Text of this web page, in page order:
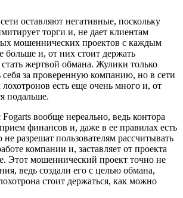
оставляют негативные, поскольку
торги и, не дает клиентам
мошеннических проектов с каждым
больше и, от них стоит держать
жертвой обмана. Жулики только
за проверенную компанию, но в сети
есть еще очень много и, от
подальше.
вообще нереально, ведь контора
финансов и, даже в ее правилах есть
не разрешат пользователям рассчитывать
компании и, заставляет от проекта
Этот мошеннический проект точно не
ведь создали его с целью обмана,
стоит держаться, как можно